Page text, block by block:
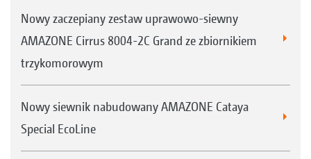
Nowy zaczepiany zestaw uprawowo-siewny
AMAZONE Cirrus 8004-2C Grand ze zbiornikiem
trzykomorowym
Nowy siewnik nabudowany AMAZONE Cataya
Special EcoLine